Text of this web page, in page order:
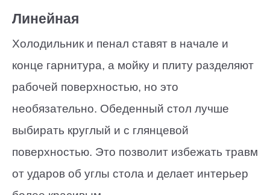
Линейная
Холодильник и пенал ставят в начале и
конце гарнитура, а мойку и плиту разделяют
рабочей поверхностью, но это
необязательно. Обеденный стол лучше
выбирать круглый и с глянцевой
поверхностью. Это позволит избежать травм
от ударов об углы стола и делает интерьер